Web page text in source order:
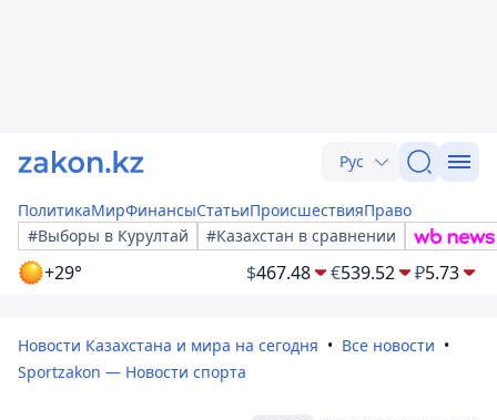
Рус
ПолитикаМирФинансыСтатьиПроисшествияПраво
#Выборы в Курултай
#Казахстан в сравнении
+29° $467.48 €539.52 ₽5.73
Новости Казахстана и мира на сегодня
Все новости
Sportzakon — Новости спорта